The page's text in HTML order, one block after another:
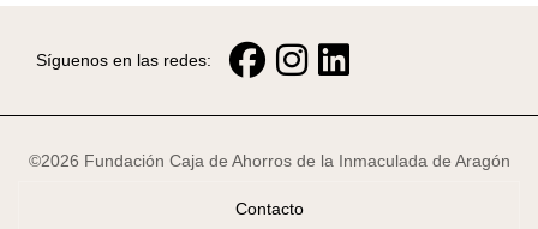
Síguenos en las redes:
©2026 Fundación Caja de Ahorros de la Inmaculada de Aragón
Contacto